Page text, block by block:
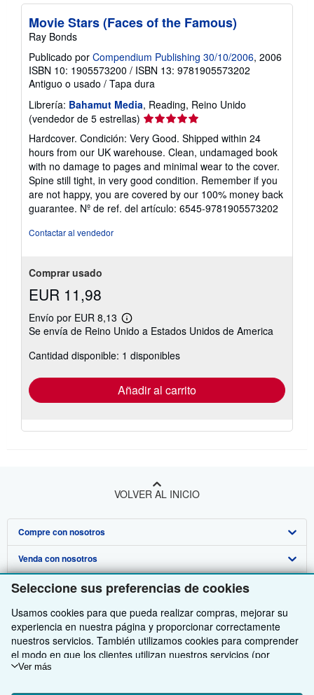
Seleccione sus preferencias de cookies
Usamos cookies para que pueda realizar compras, mejorar su
experiencia en nuestra página y proporcionar correctamente
nuestros servicios. También utilizamos cookies para comprender
el modo en que los clientes utilizan nuestros servicios (por
ejemplo, midiendo las visitas al sitio) y así poder realizar mejoras.
Ver más
Movie Stars (Faces of the Famous)
Ray Bonds
Publicado por Compendium Publishing 30/10/2006, 2006
ISBN 10: 1905573200 / ISBN 13: 9781905573202
Antiguo o usado / Tapa dura
Librería: Bahamut Media, Reading, Reino Unido
(vendedor de 5 estrellas) Calificación
del
vendedor:
5
de
5
estrellas
Hardcover. Condición: Very Good. Shipped within 24
hours from our UK warehouse. Clean, undamaged book
with no damage to pages and minimal wear to the cover.
Spine still tight, in very good condition. Remember if you
are not happy, you are covered by our 100% money back
guarantee. Nº de ref. del artículo: 6545-9781905573202
Contactar al vendedor
Comprar usado
EUR 11,98
Envío por EUR 8,13
Más
información
las
tarifas
envío
Se envía de Reino Unido a Estados Unidos de America
Cantidad disponible: 1 disponibles
Añadir al carrito
VOLVER AL INICIO
Compre con nosotros
Búsqueda avanzada
Colecciones
Mi cuenta
Mis pedidos
Ver carrito
Venda con nosotros
Comenzar a vender
Únase a nuestro programa de afiliados
Recomiende un vendedor
Sobre nosotros
Sobre IberLibro
Medios
Empleo
Política de Privacidad
Obtener Ayuda
Preguntas frecuentes y guías
Atención al Cliente
Otras compañías de AbeBooks
AbeBooks.com
AbeBooks.co.uk
Siga a IberLibro